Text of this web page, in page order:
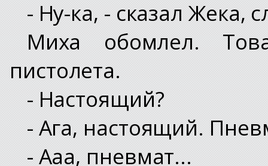
- Ну-ка, - сказал Жека,
Миха обомлел.
пистолета.
- Настоящий?
- Ага, настоящий.
- Ааа, пневмат...